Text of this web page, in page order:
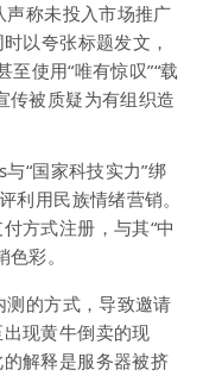
称未投入市场推广
以夸张标题发文，
使用“唯有惊叹”“载
传被质疑为有组织造
“国家科技实力”绑
利用民族情绪营销。
方式注册，与其“中
彩。
测的方式，导致邀请
现黄牛倒卖的现
解释是服务器被挤